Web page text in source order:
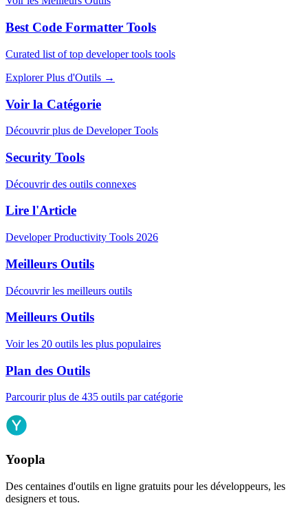
Best Code Formatter Tools
Curated list of top developer tools tools
Explorer Plus d'Outils →
Voir la Catégorie
Découvrir plus de Developer Tools
Security Tools
Découvrir des outils connexes
Lire l'Article
Developer Productivity Tools 2026
Meilleurs Outils
Découvrir les meilleurs outils
Meilleurs Outils
Voir les 20 outils les plus populaires
Plan des Outils
Parcourir plus de 435 outils par catégorie
Yoopla
Des centaines d'outils en ligne gratuits pour les développeurs, les
designers et tous.